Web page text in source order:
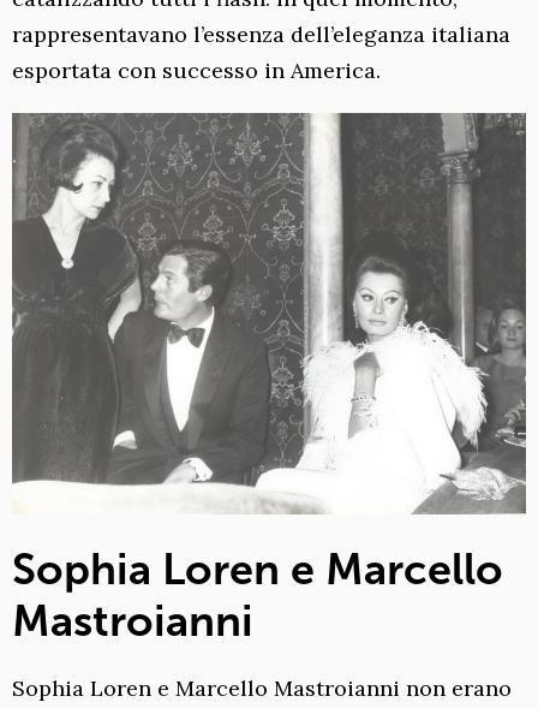
rappresentavano l’essenza dell’eleganza italiana
esportata con successo in America.
Sophia Loren e Marcello
Mastroianni
Sophia Loren e Marcello Mastroianni non erano